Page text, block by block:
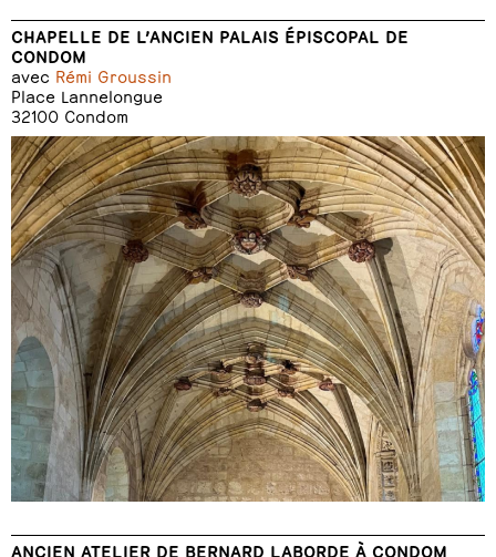
CHAPELLE DE L’ANCIEN PALAIS ÉPISCOPAL DE
CONDOM
avec Rémi Groussin
Place Lannelongue
32100 Condom
ANCIEN ATELIER DE BERNARD LABORDE À CONDOM